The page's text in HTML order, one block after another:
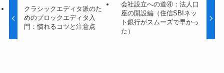
クラシックエディタ派のた
めのブロックエディタ入
門：慣れるコツと注意点
会社設立への道④：法人口
座の開設編（住信SBIネッ
ト銀行がスムーズで早かっ
た）